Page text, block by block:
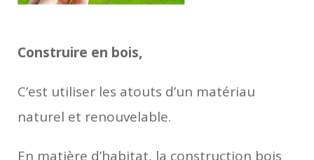
Construire en bois,
C’est utiliser les atouts d’un matériau
naturel et renouvelable.
En matière d’habitat, la construction bois